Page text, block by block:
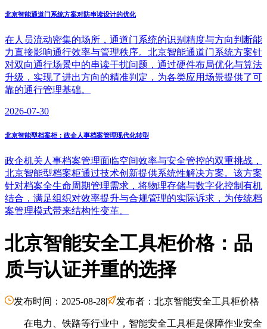
北京智能通道门系统方案对防串读设计的优化
在人员流动密集的场所，通道门系统的识别精度与方向判断能
力直接影响通行效率与管理秩序。北京智能通道门系统方案针
对双向通行场景中的串读干扰问题，通过硬件布局优化与算法
升级，实现了进出方向的精准判定，为各类应用场景提供了可
靠的通行管理基础。
2026-07-30
北京智能型档案柜：政企人事档案管理现代化转型
政企机关人事档案管理面临空间效率与安全管控的双重挑战，
北京智能型档案柜通过技术创新提供系统性解决方案。该方案
针对档案全生命周期管理需求，将物理存储与数字化控制有机
结合，满足组织对效率提升与合规管理的实际诉求，为传统档
案管理模式带来结构性变革。
北京智能安全工具柜价格：品
质与认证并重的选择
发布时间：2025-08-28| 发布者：北京智能安全工具柜价格
在电力、铁路等行业中，智能安全工具柜是保障作业安全